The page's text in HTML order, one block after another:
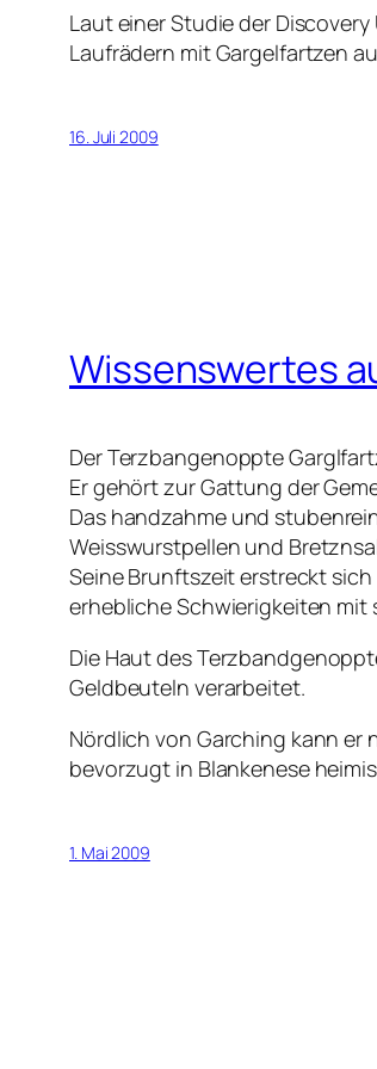
Laut einer Studie der
Laufrädern mit Gargelfartzen
16. Juli 2009
Wissenswertes
Der Terzbangenoppte
Er gehört zur Gattung der
Das handzahme und
Weisswurstpellen und
Seine Brunftszeit erstreckt
erhebliche Schwierigkeiten mit
Die Haut des
Geldbeuteln verarbeitet.
Nördlich von Garching kann
bevorzugt in Blankenese
1. Mai 2009